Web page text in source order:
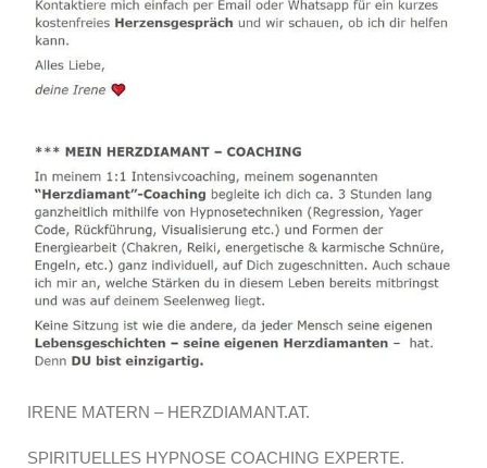
IRENE MATERN – HERZDIAMANT.AT.
SPIRITUELLES HYPNOSE COACHING EXPERTE.